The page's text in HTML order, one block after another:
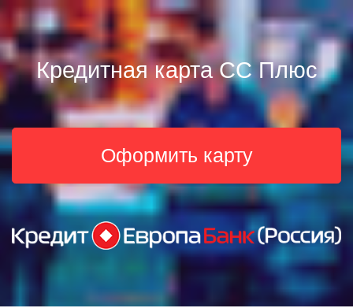
Кредитная карта СС Плюс
Оформить карту